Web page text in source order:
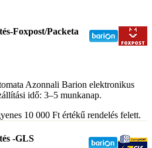
Foxpost/Packeta
Azonnali Barion elektronikus
idő: 3–5 munkanap.
10 000 Ft értékű rendelés felett.
-GLS